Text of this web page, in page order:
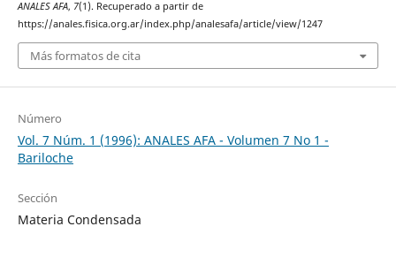
ANALES AFA, 7(1). Recuperado a partir de
https://anales.fisica.org.ar/index.php/analesafa/article/view/1247
Más formatos de cita
Número
Vol. 7 Núm. 1 (1996): ANALES AFA - Volumen 7 No 1 -
Bariloche
Sección
Materia Condensada